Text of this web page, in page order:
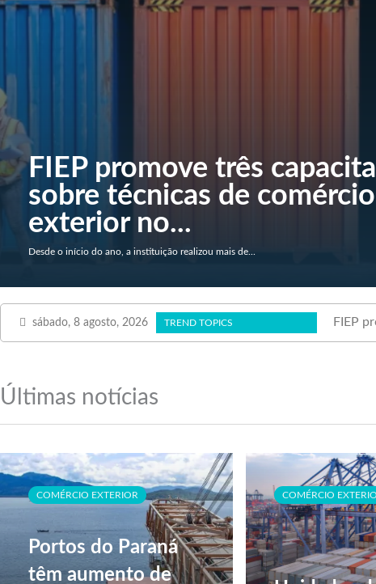
FIEP promove três
sobre técnicas de comércio
exterior no...
Desde o início do ano, a instituição realizou mais de...
sábado, 8 agosto, 2026 TREND TOPICS FIEP
Últimas notícias
COMÉRCIO EXTERIOR
Portos do Paraná
têm aumento de
COMÉRCIO